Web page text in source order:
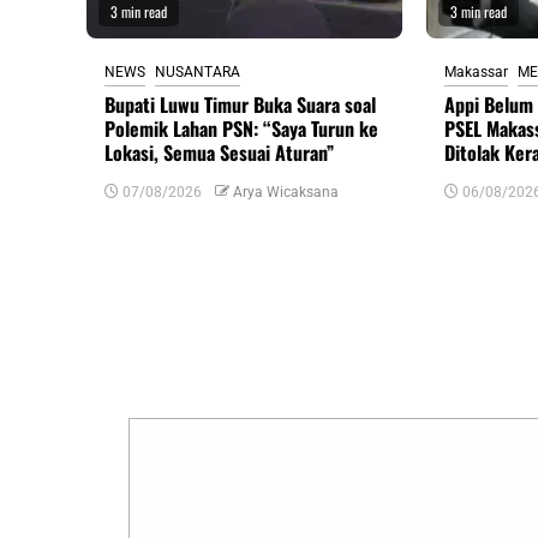
3 min read
NEWS NUSANTARA
Bupati Luwu Timur Buka Suara soal
Polemik Lahan PSN: “Saya Turun ke
Lokasi, Semua Sesuai Aturan”
07/08/2026 Arya Wicaksana
3 min read
Makassar
Appi
PSEL
Ditolak
06/08/